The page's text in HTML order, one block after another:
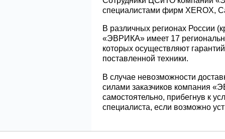
специалистами фирм XEROX,
В различных регионах России
«ЭВРИКА» имеет 17
которых осуществляют
поставленной техники.
В случае невозможности
силами заказчиков компания
самостоятельно, прибегнув к
специалиста, если возможно